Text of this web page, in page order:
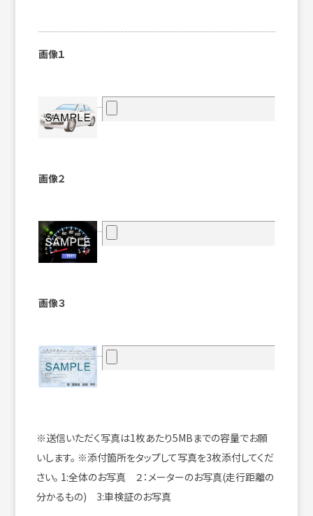
画像１
画像２
画像３
※送信いただく写真は1枚あたり5MBまでの容量でお願
いします。 ※添付箇所をタップして写真を3枚添付してくだ
さい。 1:全体のお写真 ２：メーターのお写真(走行距離の
分かるもの) 3:車検証のお写真